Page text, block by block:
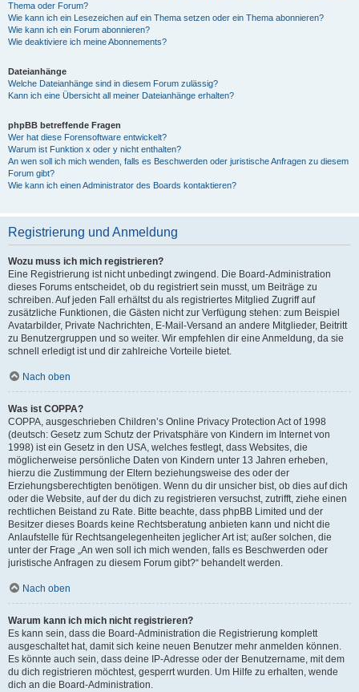
Thema oder Forum?
Wie kann ich ein Lesezeichen auf ein Thema setzen oder ein Thema abonnieren?
Wie kann ich ein Forum abonnieren?
Wie deaktiviere ich meine Abonnements?
Dateianhänge
Welche Dateianhänge sind in diesem Forum zulässig?
Kann ich eine Übersicht all meiner Dateianhänge erhalten?
phpBB betreffende Fragen
Wer hat diese Forensoftware entwickelt?
Warum ist Funktion x oder y nicht enthalten?
An wen soll ich mich wenden, falls es Beschwerden oder juristische Anfragen zu diesem
Forum gibt?
Wie kann ich einen Administrator des Boards kontaktieren?
Registrierung und Anmeldung
Wozu muss ich mich registrieren?
Eine Registrierung ist nicht unbedingt zwingend. Die Board-Administration
dieses Forums entscheidet, ob du registriert sein musst, um Beiträge zu
schreiben. Auf jeden Fall erhältst du als registriertes Mitglied Zugriff auf
zusätzliche Funktionen, die Gästen nicht zur Verfügung stehen: zum Beispiel
Avatarbilder, Private Nachrichten, E-Mail-Versand an andere Mitglieder, Beitritt
zu Benutzergruppen und so weiter. Wir empfehlen dir eine Anmeldung, da sie
schnell erledigt ist und dir zahlreiche Vorteile bietet.
Nach oben
Was ist COPPA?
COPPA, ausgeschrieben Children’s Online Privacy Protection Act of 1998
(deutsch: Gesetz zum Schutz der Privatsphäre von Kindern im Internet von
1998) ist ein Gesetz in den USA, welches festlegt, dass Websites, die
möglicherweise persönliche Daten von Kindern unter 13 Jahren erheben,
hierzu die Zustimmung der Eltern beziehungsweise des oder der
Erziehungsberechtigten benötigen. Wenn du dir unsicher bist, ob dies auf dich
oder die Website, auf der du dich zu registrieren versuchst, zutrifft, ziehe einen
rechtlichen Beistand zu Rate. Bitte beachte, dass phpBB Limited und der
Besitzer dieses Boards keine Rechtsberatung anbieten kann und nicht die
Anlaufstelle für Rechtsangelegenheiten jeglicher Art ist; außer solchen, die
unter der Frage „An wen soll ich mich wenden, falls es Beschwerden oder
juristische Anfragen zu diesem Forum gibt?“ behandelt werden.
Nach oben
Warum kann ich mich nicht registrieren?
Es kann sein, dass die Board-Administration die Registrierung komplett
ausgeschaltet hat, damit sich keine neuen Benutzer mehr anmelden können.
Es könnte auch sein, dass deine IP-Adresse oder der Benutzername, mit dem
du dich registrieren möchtest, gesperrt wurden. Um Hilfe zu erhalten, wende
dich an die Board-Administration.